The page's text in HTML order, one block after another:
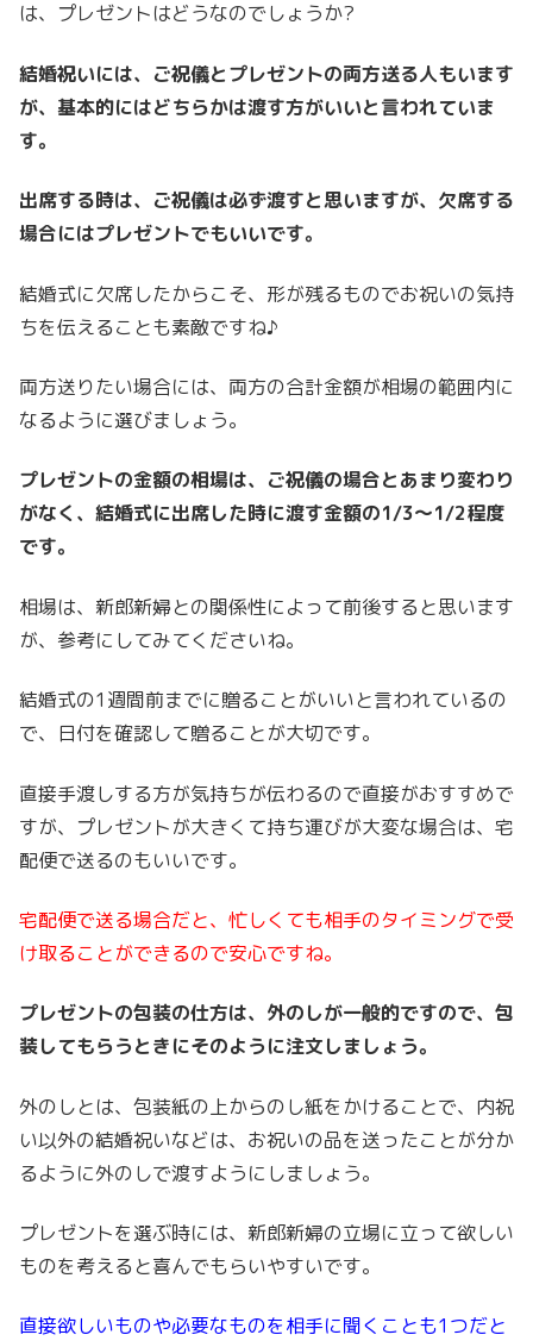
は、プレゼントはどうなのでしょうか?
結婚祝いには、ご祝儀とプレゼントの両方送る人もいます
が、基本的にはどちらかは渡す方がいいと言われていま
す。
出席する時は、ご祝儀は必ず渡すと思いますが、欠席する
場合にはプレゼントでもいいです。
結婚式に欠席したからこそ、形が残るものでお祝いの気持
ちを伝えることも素敵ですね♪
両方送りたい場合には、両方の合計金額が相場の範囲内に
なるように選びましょう。
プレゼントの金額の相場は、ご祝儀の場合とあまり変わり
がなく、結婚式に出席した時に渡す金額の1/3～1/2程度
です。
相場は、新郎新婦との関係性によって前後すると思います
が、参考にしてみてくださいね。
結婚式の1週間前までに贈ることがいいと言われているの
で、日付を確認して贈ることが大切です。
直接手渡しする方が気持ちが伝わるので直接がおすすめで
すが、プレゼントが大きくて持ち運びが大変な場合は、宅
配便で送るのもいいです。
宅配便で送る場合だと、忙しくても相手のタイミングで受
け取ることができるので安心ですね。
プレゼントの包装の仕方は、外のしが一般的ですので、包
装してもらうときにそのように注文しましょう。
外のしとは、包装紙の上からのし紙をかけることで、内祝
い以外の結婚祝いなどは、お祝いの品を送ったことが分か
るように外のしで渡すようにしましょう。
プレゼントを選ぶ時には、新郎新婦の立場に立って欲しい
ものを考えると喜んでもらいやすいです。
直接欲しいものや必要なものを相手に聞くことも1つだと